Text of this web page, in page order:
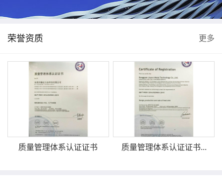
荣誉资质 更多
质量管理体系认证证书 质量管理体系认证证书...